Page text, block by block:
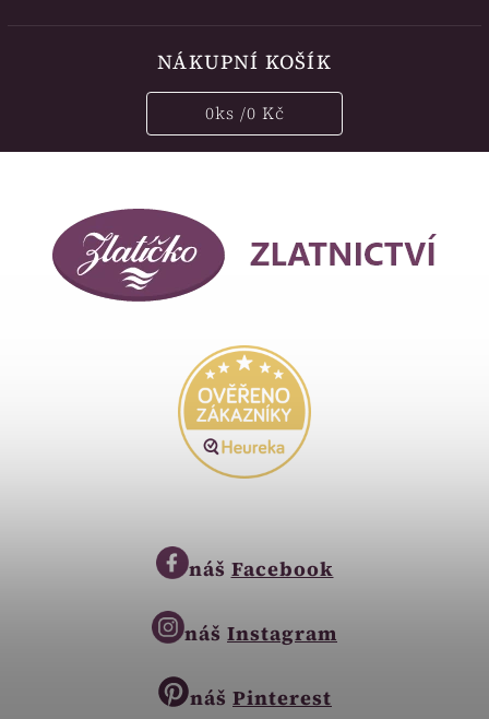
NÁKUPNÍ KOŠÍK
0ks /0 Kč
náš Facebook
náš Instagram
náš Pinterest